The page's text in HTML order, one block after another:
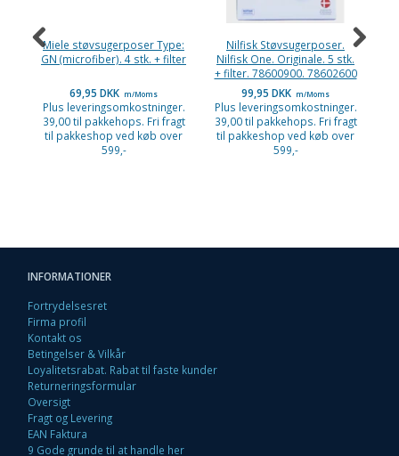
Miele støvsugerposer Type:
GN (microfiber). 4 stk. + filter
69,95 DKK m/Moms
Plus leveringsomkostninger.
39,00 til pakkehops. Fri fragt
til pakkeshop ved køb over
599,-
Nilfisk Støvsugerposer.
Nilfisk One. Originale. 5 stk.
+ filter. 78600900. 78602600
99,95 DKK m/Moms
Plus leveringsomkostninger.
39,00 til pakkehops. Fri fragt
til pakkeshop ved køb over
599,-
INFORMATIONER
Fortrydelsesret
Firma profil
Kontakt os
Betingelser & Vilkår
Loyalitetsrabat. Rabat til faste kunder
Returneringsformular
Oversigt
Fragt og Levering
EAN Faktura
9 Gode grunde til at handle her